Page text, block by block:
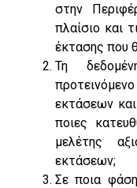
στην
πλαίσιο και
έκτασης που
Τη
εκτάσεων
ποιες
μελέτης
εκτάσεων;
Σε ποια φάση